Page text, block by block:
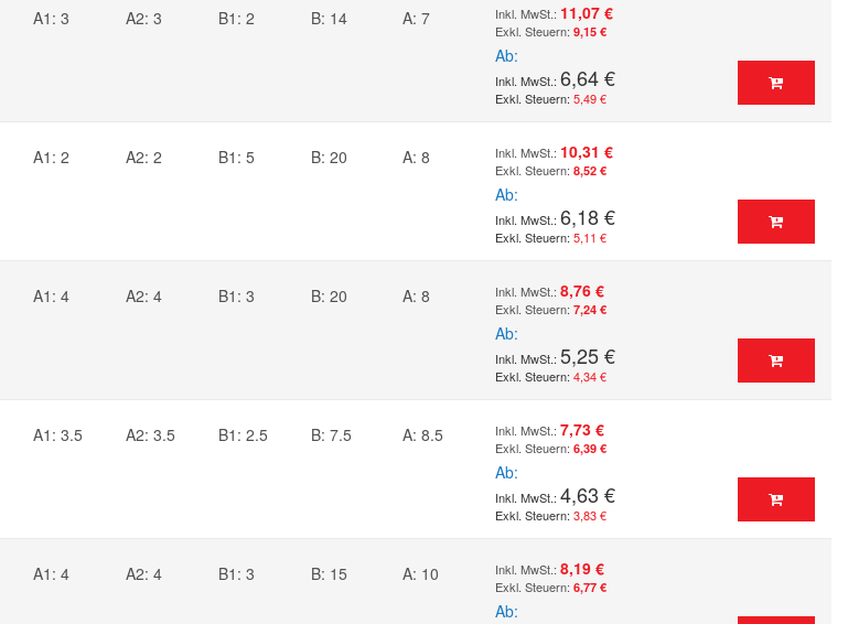
A1: 3 A2: 3 B1: 2 B: 14 A: 7 11,07 €
9,15 €
Ab
6,64 €
5,49 €
A1: 2 A2: 2 B1: 5 B: 20 A: 8 10,31 €
8,52 €
Ab
6,18 €
5,11 €
A1: 4 A2: 4 B1: 3 B: 20 A: 8 8,76 €
7,24 €
Ab
5,25 €
4,34 €
A1: 3.5 A2: 3.5 B1: 2.5 B: 7.5 A: 8.5 7,73 €
6,39 €
Ab
4,63 €
3,83 €
A1: 4 A2: 4 B1: 3 B: 15 A: 10 8,19 €
6,77 €
Ab